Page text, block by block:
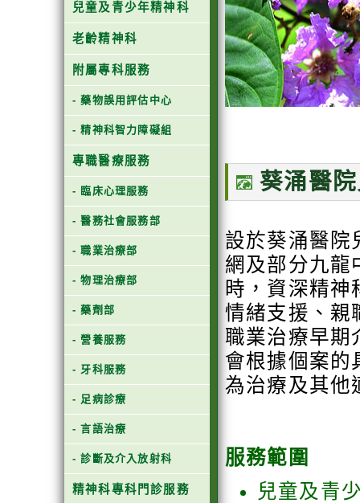
兒童及青少年精神科
老齡精神科
附屬專科服務
- 藥物誤用評估中心
- 精神科智力障礙組
專職醫療服務
- 臨床心理服務
- 醫務社會服務部
- 職業治療部
- 物理治療部
- 藥劑部
- 營養服務
- 牙科服務
- 足病診療
- 言語治療
- 診斷及介入放射科
精神科專科門診服務
葵涌醫
設於葵涌醫院
網及部分九龍
時，資深精神
情緒支援、親
職業治療早期
會根據個案的
為治療及其他
服務範圍
兒童及青